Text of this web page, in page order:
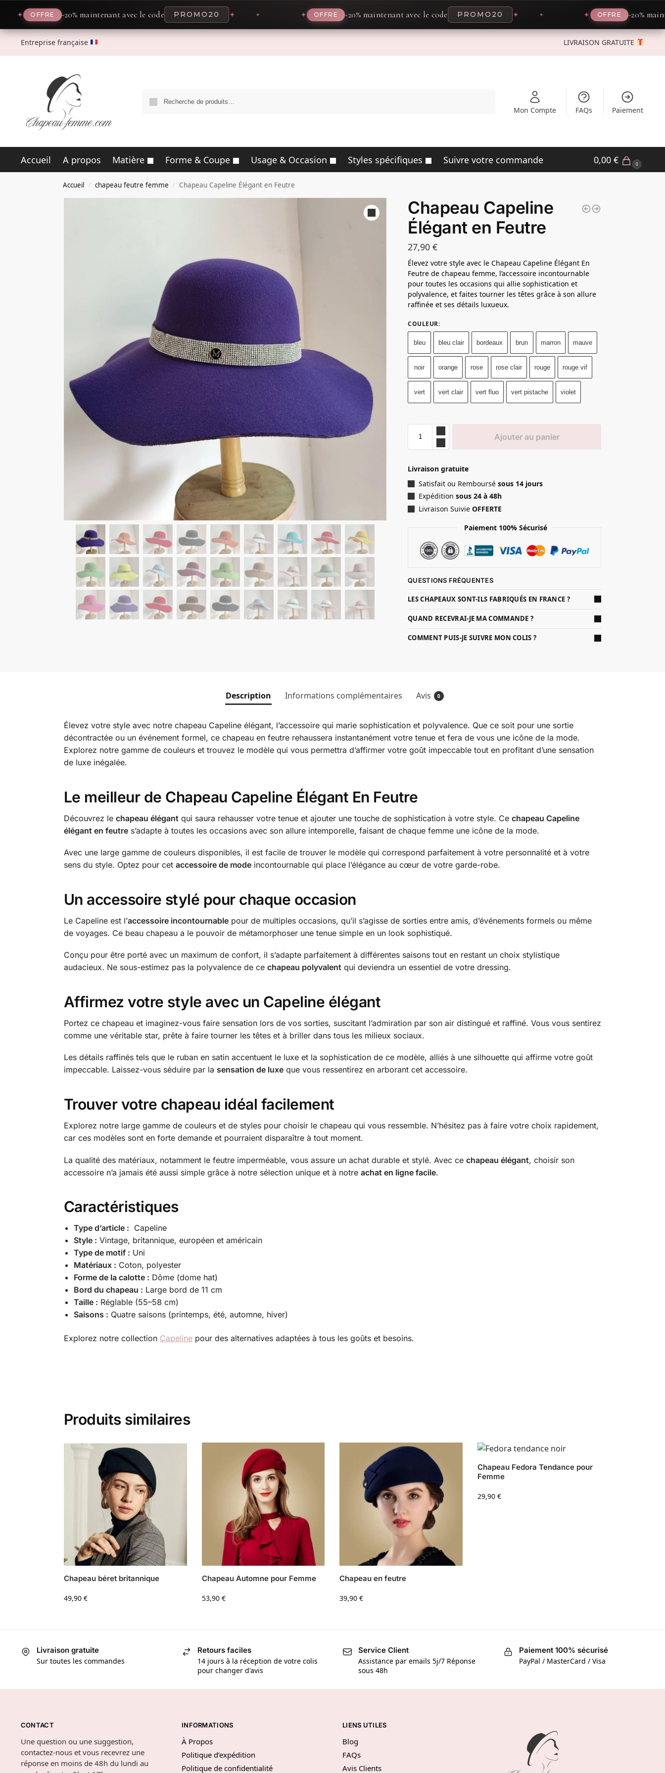
-20% maintenant avec le code PROMO20 ✦ -20% maintenant avec le code PROMO20 ✦ OFFRE -20% maintenant
Entreprise française LIVRAISON GRATUITE
Mon Compte FAQs Paiement
Accueil A propos Matière Forme & Coupe Usage & Occasion Styles spécifiques Suivre votre commande 0,00€ 0
Accueil / chapeau feutre femme / Chapeau Capeline Élégant en Feutre
Chapeau Capeline
Élégant en Feutre
27,90€
Élevez votre style avec le Chapeau Capeline Élégant En
Feutre de chapeau femme, l’accessoire incontournable
pour toutes les occasions qui allie sophistication et
polyvalence, et faites tourner les têtes grâce à son allure
raffinée et ses détails luxueux.
COULEUR:
bleu bleu clair bordeaux brun marron mauve
noir orange rose rose clair rouge rouge vif
vert vert clair vert fluo vert pistache violet
Ajouter au panier
Livraison gratuite
Satisfait ou Remboursésous 14 jours
Expédition sous 24 à 48h
Livraison SuivieOFFERTE
Paiement 100% Sécurisé
QUESTIONS FRÉQUENTES
LES CHAPEAUX SONT-ILS FABRIQUÉS EN FRANCE ?
QUAND RECEVRAI-JE MA COMMANDE ?
COMMENT PUIS-JE SUIVRE MON COLIS ?
Description Informations complémentaires Avis 0
Élevez votre style avec notre chapeau Capeline élégant, l’accessoire qui marie sophistication et polyvalence. Que ce soit pour une sortie
décontractée ou un événement formel, ce chapeau en feutre rehaussera instantanément votre tenue et fera de vous une icône de la mode.
Explorez notre gamme de couleurs et trouvez le modèle qui vous permettra d’affirmer votre goût impeccable tout en profitant d’une sensation
de luxe inégalée.
Le meilleur de Chapeau Capeline Élégant En Feutre
Découvrez le chapeau élégant qui saura rehausser votre tenue et ajouter une touche de sophistication à votre style. Ce chapeau Capeline
élégant en feutres’adapte à toutes les occasions avec son allure intemporelle, faisant de chaque femme une icône de la mode.
Avec une large gamme de couleurs disponibles, il est facile de trouver le modèle qui correspond parfaitement à votre personnalité et à votre
sens du style. Optez pour cet accessoire de modeincontournable qui place l’élégance au cœur de votre garde-robe.
Un accessoire stylé pour chaque occasion
Le Capeline est l’accessoire incontournablepour de multiples occasions, qu’il s’agisse de sorties entre amis, d’événements formels ou même
de voyages. Ce beau chapeau a le pouvoir de métamorphoser une tenue simple en un look sophistiqué.
Conçu pour être porté avec un maximum de confort, il s’adapte parfaitement à différentes saisons tout en restant un choix stylistique
audacieux. Ne sous-estimez pas la polyvalence de ce chapeau polyvalentqui deviendra un essentiel de votre dressing.
Affirmez votre style avec un Capeline élégant
Portez ce chapeau et imaginez-vous faire sensation lors de vos sorties, suscitant l’admiration par son air distingué et raffiné. Vous vous sentirez
comme une véritable star, prête à faire tourner les têtes et à briller dans tous les milieux sociaux.
Les détails raffinés tels que le ruban en satin accentuent le luxe et la sophistication de ce modèle, alliés à une silhouette qui affirme votre goût
impeccable. Laissez-vous séduire par la sensation de luxeque vous ressentirez en arborant cet accessoire.
Trouver votre chapeau idéal facilement
Explorez notre large gamme de couleurs et de styles pour choisir le chapeau qui vous ressemble. N’hésitez pas à faire votre choix rapidement,
car ces modèles sont en forte demande et pourraient disparaître à tout moment.
La qualité des matériaux, notamment le feutre imperméable, vous assure un achat durable et stylé. Avec ce chapeau élégant, choisir son
accessoire n’a jamais été aussi simple grâce à notre sélection unique et à notre achat en ligne facile.
Caractéristiques
Type d’article : Capeline
Style : Vintage, britannique, européen et américain
Type de motif : Uni
Matériaux : Coton, polyester
Forme de la calotte : Dôme (dome hat)
Bord du chapeau : Large bord de 11 cm
Taille : Réglable (55–58 cm)
Saisons : Quatre saisons (printemps, été, automne, hiver)
Explorez notre collection Capelinepour des alternatives adaptées à tous les goûts et besoins.
Produits similaires
Chapeau béret britannique
49,90 €
Chapeau Automne pour Femme
53,90 €
Chapeau en feutre
39,90€
Chapeau Fedora Tendance pour
Femme
29,90€
Livraison gratuite
Sur toutes les commandes
Retours faciles
14 jours à la réception de votre colis
pour changer d'avis
Service Client
Assistance par emails 5j/7 Réponse
sous 48h
Paiement 100% sécurisé
PayPal / MasterCard / Visa
CONTACT
Une question ou une suggestion,
contactez-nous et vous recevrez une
réponse en moins de 48h du lundi au
INFORMATIONS
À Propos
Politique d’expédition
Politique de confidentialité
LIENS UTILES
Blog
FAQs
Avis Clients